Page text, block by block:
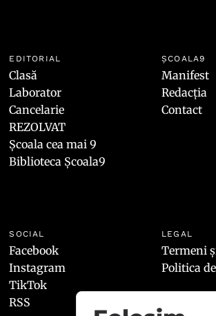
EDITORIAL
Clasă
Laborator
Cancelarie
REZOLVAT
Școala cea mai 9
Biblioteca Școala9
ȘCOALA9
Manifest
Redacția
Contact
SOCIAL
Facebook
Instagram
TikTok
RSS
LEGAL
Termeni
Politica